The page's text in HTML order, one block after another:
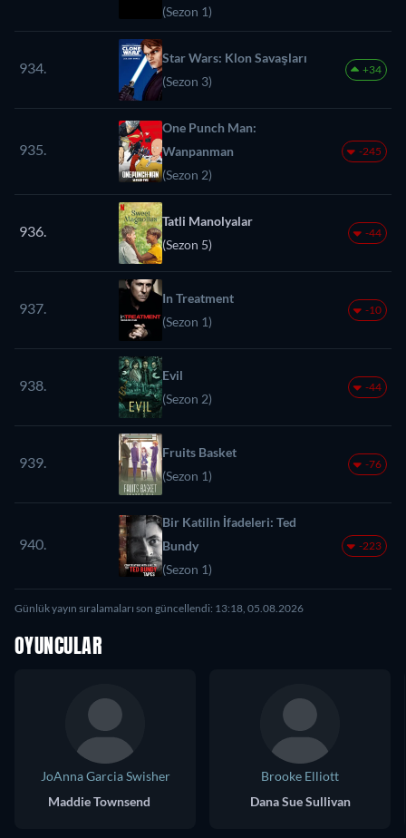
(Sezon 1)
934.
Star Wars: Klon Savaşları
(Sezon 3)
+34
935.
One Punch Man:
Wanpanman
(Sezon 2)
-245
936.
Tatli Manolyalar
(Sezon 5)
-44
937.
In Treatment
(Sezon 1)
-10
938.
Evil
(Sezon 2)
-44
939.
Fruits Basket
(Sezon 1)
-76
940.
Bir Katilin İfadeleri: Ted
Bundy
(Sezon 1)
-223
Günlük yayın sıralamaları son güncellendi: 13:18, 05.08.2026
OYUNCULAR
JoAnna Garcia Swisher
Maddie Townsend
Brooke Elliott
Dana Sue Sullivan